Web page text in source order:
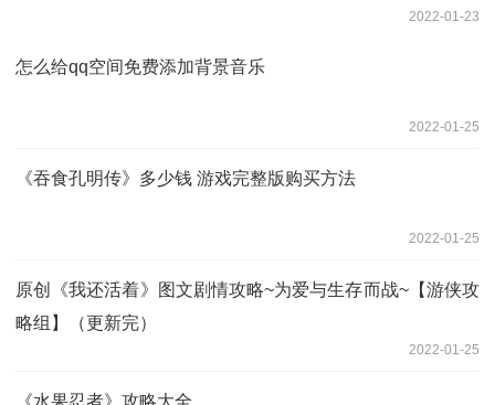
2022-01-23
怎么给qq空间免费添加背景音乐
2022-01-25
《吞食孔明传》多少钱 游戏完整版购买方法
2022-01-25
原创《我还活着》图文剧情攻略~为爱与生存而战~【游侠攻
略组】（更新完）
2022-01-25
《水果忍者》攻略大全